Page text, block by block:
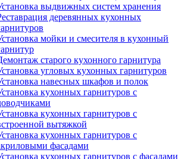
выдвижных систем хранения
деревянных кухонных
мойки и смесителя в кухонный
старого кухонного гарнитура
угловых кухонных гарнитуров
навесных шкафов и полок
кухонных гарнитуров с
кухонных гарнитуров с
вытяжкой
кухонных гарнитуров с
фасадами
кухонных гарнитуров с фасадами